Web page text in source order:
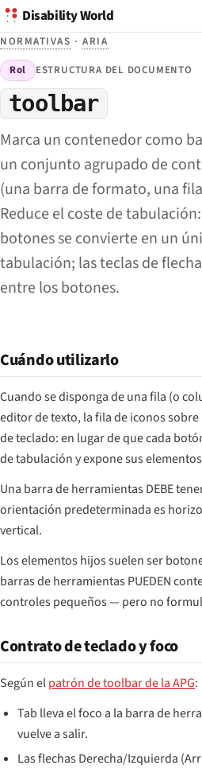
Disability World
NORMATIVAS ·ARIA
Rol ESTRUCTURA DEL DOCUMENTO
toolbar
Marca un contenedor como
un conjunto agrupado de
(una barra de formato, una
Reduce el coste de
botones se convierte en un
tabulación; las teclas de
entre los botones.
Cuándo utilizarlo
Cuando se disponga de una fila (o
editor de texto, la fila de iconos
de teclado: en lugar de que cada
de tabulación y expone sus
Una barra de herramientas DEBE
orientación predeterminada es
vertical.
Los elementos hijos suelen ser
barras de herramientas PUEDEN
controles pequeños — pero no
Contrato de teclado y foco
Según elpatrón de toolbar de la APG:
Tab lleva el foco a la barra de
vuelve a salir.
Las flechas Derecha/Izquierda